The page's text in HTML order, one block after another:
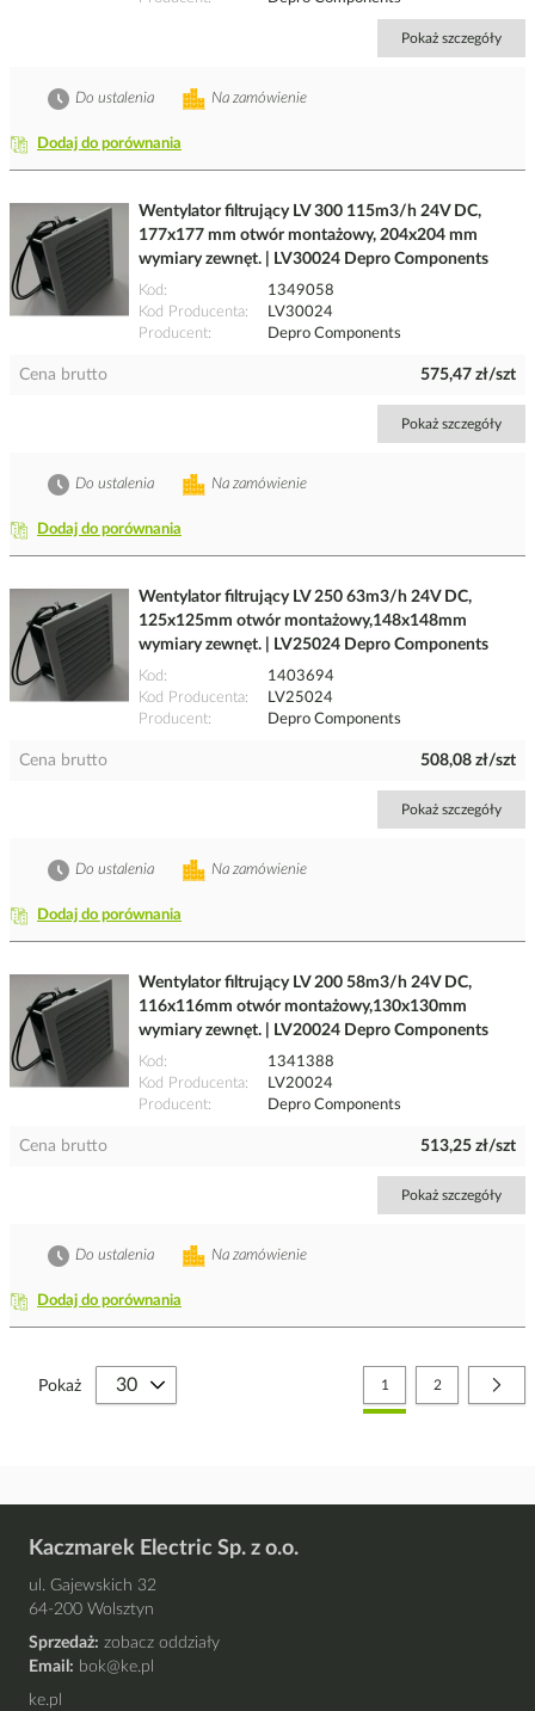
Pokaż szczegóły
Dodaj do porównania
Na zamówienie
Do ustalenia
Wentylator filtrujący LV 300 115m3/h 24V DC,
177x177 mm otwór montażowy, 204x204 mm
wymiary zewnęt. | LV30024 Depro Components
Kod
1349058
Kod Producenta
LV30024
Producent
Depro Components
Cena brutto 575,47 zł/szt
Pokaż szczegóły
Dodaj do porównania
Na zamówienie
Do ustalenia
Wentylator filtrujący LV 250 63m3/h 24V DC,
125x125mm otwór montażowy,148x148mm
wymiary zewnęt. | LV25024 Depro Components
Kod
1403694
Kod Producenta
LV25024
Producent
Depro Components
Cena brutto 508,08 zł/szt
Pokaż szczegóły
Dodaj do porównania
Na zamówienie
Do ustalenia
Wentylator filtrujący LV 200 58m3/h 24V DC,
116x116mm otwór montażowy,130x130mm
wymiary zewnęt. | LV20024 Depro Components
Kod
1341388
Kod Producenta
LV20024
Producent
Depro Components
Cena brutto 513,25 zł/szt
Pokaż szczegóły
Dodaj do porównania
Na zamówienie
Do ustalenia
Strona
Aktualnie czytasz stronę
1 Strona
2
Pokaż
Kaczmarek Electric Sp. z o.o.
ul. Gajewskich 32
64-200 Wolsztyn
Sprzedaż: zobacz oddziały
Email: bok@ke.pl
ke.pl